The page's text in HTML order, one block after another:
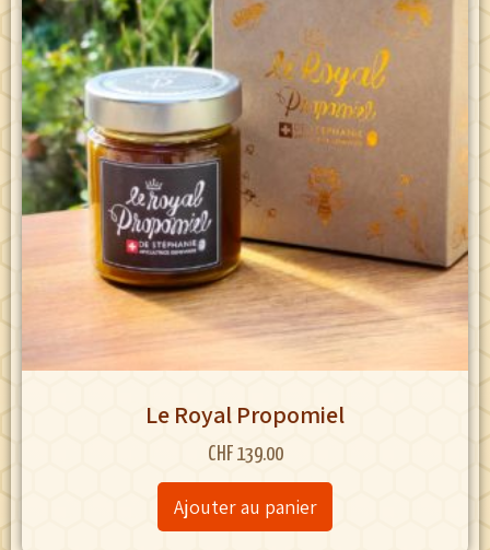
Le Royal Propomiel
CHF139.00
Ajouter au panier